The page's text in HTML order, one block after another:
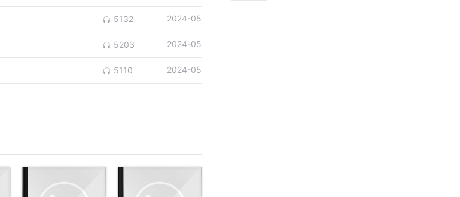
5132 2024-05
5203 2024-05
5110 2024-05